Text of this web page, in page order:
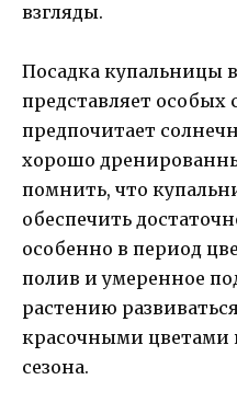
взгляды.
Посадка купальницы
представляет особых
предпочитает
хорошо
помнить, что
обеспечить
особенно в период
полив и умеренное
растению
красочными цветами
сезона.